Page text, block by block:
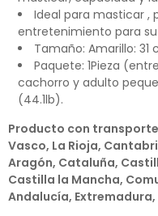
Ideal para masticar ,
entretenimiento para
Tamaño: Amarillo: 31
Paquete: 1Pieza
cachorro y adulto
(44.1lb).
Producto con
Vasco, La Rioja,
Aragón, Cataluña,
Castilla la Mancha,
Andalucía,